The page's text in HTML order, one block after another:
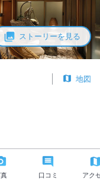
ストーリーを見る
地図
口コミ アク